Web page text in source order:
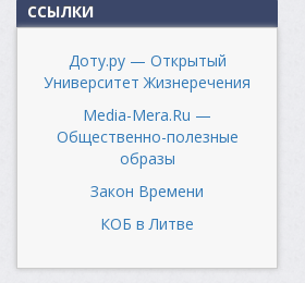
ССЫЛКИ
Доту.ру — Открытый
Университет Жизнеречения
Media-Mera.Ru —
Общественно-полезные
образы
Закон Времени
КОБ в Литве